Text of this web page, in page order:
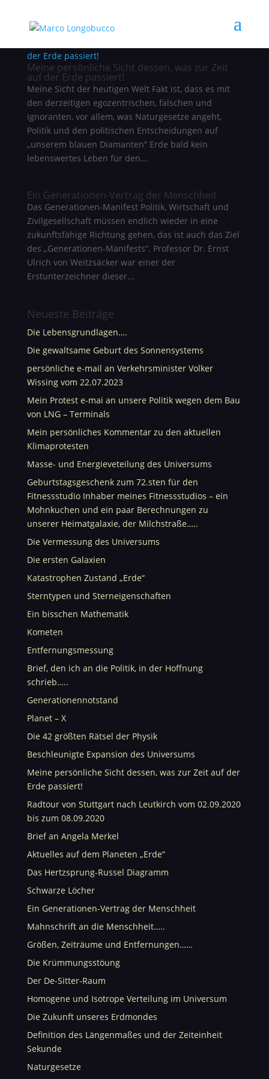
Meine persönliche Sicht dessen, was zur Zeit
auf der Erde passiert!
Meine Sicht der heutigen Welt Fakt ist, dass es mit
den derzeitigen egozentrischen, falschen und
ignoranten, vor allem, was Naturgesetze angeht,
Politik und den politischen Entscheidungen auf
„unserem blauen Diamanten“ Erde bald kein
lebenswertes Leben für den...
Ein Generationen-Vertrag der Menschheit
Das Generationen-Manifest Politik, Wirtschaft und
Zivilgesellschaft müssen endlich wieder in eine
zukunftsfähige Richtung gehen, das ist auch das Ziel
des „Generationen-Manifests“. Professor Dr. Ernst
Ulrich von Weitzsäcker war einer der
Erstunterzeichner dieser...
Neueste Beiträge
Die Lebensgrundlagen….
Die gewaltsame Geburt des Sonnensystems
persönliche e-mail an Verkehrsminister Volker
Wissing vom 22.07.2023
Mein Protest e-mai an unsere Politik wegen dem Bau
von LNG – Terminals
Mein persönliches Kommentar zu den aktuellen
Klimaprotesten
Masse- und Energieveteilung des Universums
Geburtstagsgeschenk zum 72.sten für den
Fitnessstudio Inhaber meines Fitnessstudios – ein
Mohnkuchen und ein paar Berechnungen zu
unserer Heimatgalaxie, der Milchstraße…..
Die Vermessung des Universums
Die ersten Galaxien
Katastrophen Zustand „Erde“
Sterntypen und Sterneigenschaften
Ein bisschen Mathematik
Kometen
Entfernungsmessung
Brief, den ich an die Politik, in der Hoffnung
schrieb…..
Generationennotstand
Planet – X
Die 42 größten Rätsel der Physik
Beschleunigte Expansion des Universums
Meine persönliche Sicht dessen, was zur Zeit auf der
Erde passiert!
Radtour von Stuttgart nach Leutkirch vom 02.09.2020
bis zum 08.09.2020
Brief an Angela Merkel
Aktuelles auf dem Planeten „Erde“
Das Hertzsprung-Russel Diagramm
Schwarze Löcher
Ein Generationen-Vertrag der Menschheit
Mahnschrift an die Menschheit…..
Größen, Zeiträume und Entfernungen……
Die Krümmungsstöung
Der De-Sitter-Raum
Homogene und Isotrope Verteilung im Universum
Die Zukunft unseres Erdmondes
Definition des Längenmaßes und der Zeiteinheit
Sekunde
Naturgesetze